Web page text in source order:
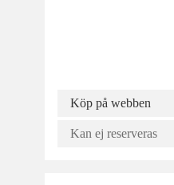
Köp på webben
Kan ej reserveras